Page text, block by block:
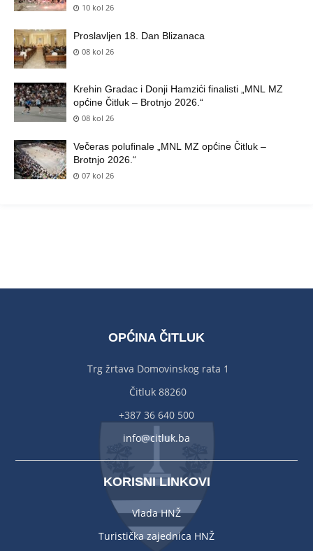
10 kol 26
Proslavljen 18. Dan Blizanaca
08 kol 26
Krehin Gradac i Donji Hamzići finalisti „MNL MZ
općine Čitluk – Brotnjo 2026.“
08 kol 26
Večeras polufinale „MNL MZ općine Čitluk –
Brotnjo 2026.“
07 kol 26
OPĆINA ČITLUK
Trg žrtava Domovinskog rata 1
Čitluk 88260
+387 36 640 500
info@citluk.ba
KORISNI LINKOVI
Vlada HNŽ
Turistička zajednica HNŽ